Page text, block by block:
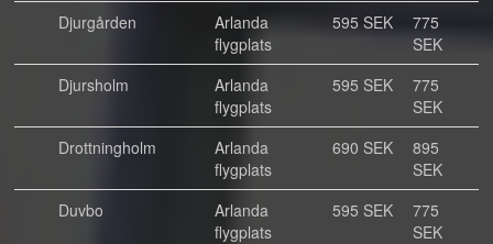
Djurgården
Arlanda
flygplats
595 SEK
775
SEK
Djursholm
Arlanda
flygplats
595 SEK
775
SEK
Drottningholm
Arlanda
flygplats
690 SEK
895
SEK
Duvbo
Arlanda
flygplats
595 SEK
775
SEK